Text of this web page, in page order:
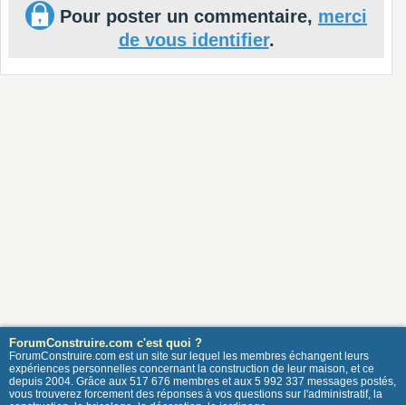
Pour poster un commentaire, merci
de vous identifier.
ForumConstruire.com c'est quoi ?
ForumConstruire.com est un site sur lequel les membres échangent leurs
expériences personnelles concernant la construction de leur maison, et ce
depuis 2004. Grâce aux 517 676 membres et aux 5 992 337 messages postés,
vous trouverez forcement des réponses à vos questions sur l'administratif, la